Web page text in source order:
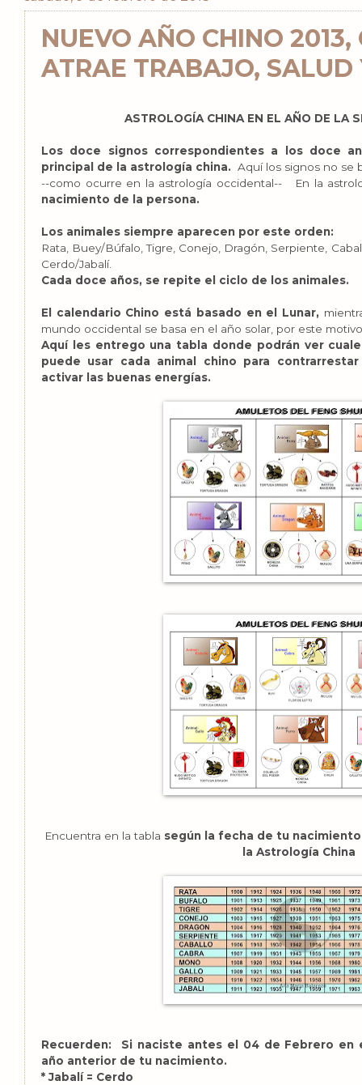
NUEVO AÑO CHINO
ATRAE TRABAJO, SALUD
ASTROLOGÍA CHINA EN EL AÑO DE LA
Los doce signos correspondientes a los doce
principal de la astrología china. Aquí los signos no se
--como ocurre en la astrología occidental-- En la
nacimiento de la persona.
Los animales siempre aparecen por este orden:
Rata, Buey/Búfalo, Tigre, Conejo, Dragón, Serpiente,
Cerdo/Jabalí.
Cada doce años, se repite el ciclo de los animales.
El calendario Chino está basado en el Lunar,
mundo occidental se basa en el año solar, por este
Aquí les entrego una tabla donde podrán ver
puede usar cada animal chino para
activar las buenas energías.
Encuentra en la tabla según la fecha de tu
la Astrología China
Recuerden:
Si naciste antes el 04 de Febrero
año anterior de tu nacimiento.
* Jabalí = Cerdo